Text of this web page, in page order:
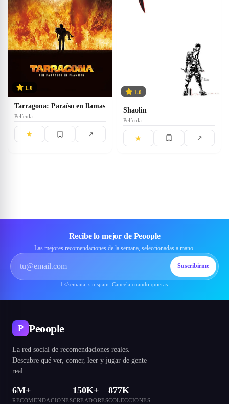
1.0
Tarragona: Paraíso en llamas
Película
★ ↗
1.0
Shaolin
Película
★ ↗
Recibe lo mejor de Peoople
Las mejores recomendaciones de la semana, seleccionadas a mano.
Suscribirme
1×/semana, sin spam. Cancela cuando quieras.
P Peoople
La red social de recomendaciones reales.
Descubre qué ver, comer, leer y jugar de gente
real.
6M+
RECOMENDACIONES
150K+
CREADORES
877K
COLECCIONES